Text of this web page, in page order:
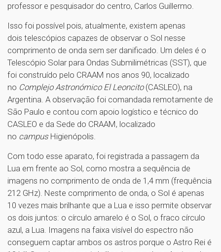
professor e pesquisador do centro, Carlos Guillermo.
Isso foi possível pois, atualmente, existem apenas
dois telescópios capazes de observar o Sol nesse
comprimento de onda sem ser danificado. Um deles é o
Telescópio Solar para Ondas Submilimétricas (SST), que
foi construído pelo CRAAM nos anos 90, localizado
no Complejo Astronómico El Leoncito (CASLEO), na
Argentina. A observação foi comandada remotamente de
São Paulo e contou com apoio logístico e técnico do
CASLEO e da Sede do CRAAM, localizado
no campus Higienópolis.
Com todo esse aparato, foi registrada a passagem da
Lua em frente ao Sol, como mostra a sequência de
imagens no comprimento de onda de 1,4 mm (frequência
212 GHz). Neste comprimento de onda, o Sol é apenas
10 vezes mais brilhante que a Lua e isso permite observar
os dois juntos: o círculo amarelo é o Sol, o fraco círculo
azul, a Lua. Imagens na faixa visível do espectro não
conseguem captar ambos os astros porque o Astro Rei é